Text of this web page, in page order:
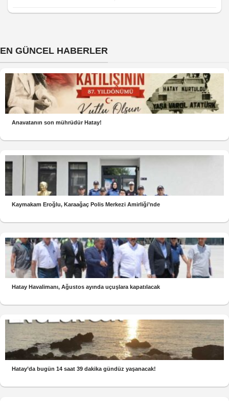
EN GÜNCEL HABERLER
Anavatanın son mührüdür Hatay!
Kaymakam Eroğlu, Karaağaç Polis Merkezi Amirliği’nde
Hatay Havalimanı, Ağustos ayında uçuşlara kapatılacak
Hatay’da bugün 14 saat 39 dakika gündüz yaşanacak!